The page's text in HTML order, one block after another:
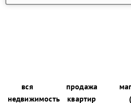
вся
недвижимость
продажа
квартир